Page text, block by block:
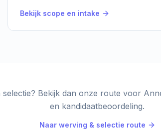
Bekijk scope en intake
Bekijk dan onze route voor
en kandidaatbeoordeling.
Naar werving & selectie route